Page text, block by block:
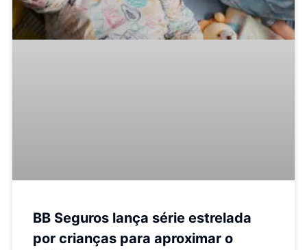
BB Seguros lança série estrelada
por crianças para aproximar o